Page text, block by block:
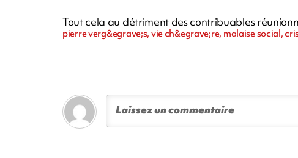
Tout cela au détriment des contribuables
pierre verg&egrave;s, vie ch&egrave;re, malaise social,